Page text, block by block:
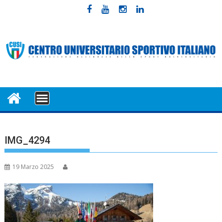
MENU
IMG_4294
19 Marzo 2025